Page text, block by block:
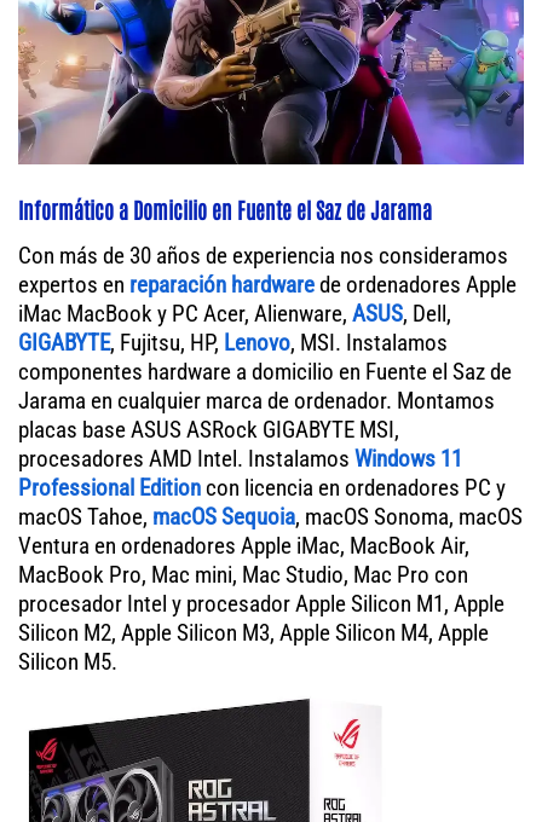
Informático a Domicilio en Fuente el Saz de Jarama
Con más de 30 años de experiencia nos consideramos
expertos en reparación hardwarede ordenadores Apple
iMac MacBook y PC Acer, Alienware, ASUS, Dell,
GIGABYTE, Fujitsu, HP, Lenovo, MSI. Instalamos
componentes hardware a domicilio en Fuente el Saz de
Jarama en cualquier marca de ordenador. Montamos
placas base ASUS ASRock GIGABYTE MSI,
procesadores AMD Intel. Instalamos Windows 11
Professional Edition con licencia en ordenadores PC y
macOS Tahoe, macOS Sequoia, macOS Sonoma, macOS
Ventura en ordenadores Apple iMac, MacBook Air,
MacBook Pro, Mac mini, Mac Studio, Mac Pro con
procesador Intel y procesador Apple Silicon M1, Apple
Silicon M2, Apple Silicon M3, Apple Silicon M4, Apple
Silicon M5.